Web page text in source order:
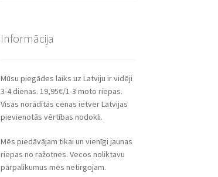
Informācija
Mūsu piegādes laiks uz Latviju ir vidēji
3-4 dienas. 19,95€/1-3 moto riepas.
Visas norādītās cenas ietver Latvijas
pievienotās vērtības nodokli.
Mēs piedāvājam tikai un vienīgi jaunas
riepas no ražotnes. Vecos noliktavu
pārpalikumus mēs netirgojam.